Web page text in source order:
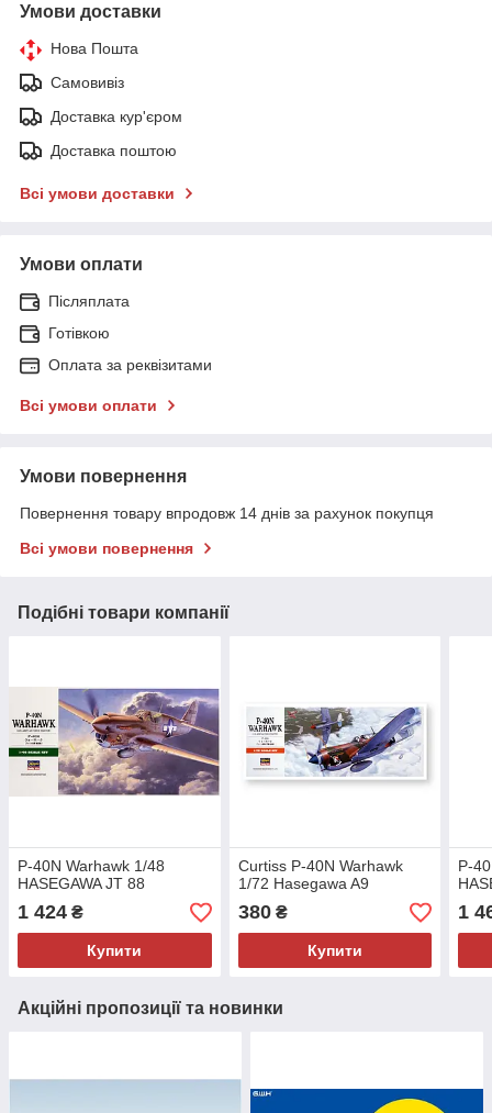
Умови доставки
Нова Пошта
Самовивіз
Доставка кур'єром
Доставка поштою
Всі умови доставки
Умови оплати
Післяплата
Готівкою
Оплата за реквізитами
Всі умови оплати
Умови повернення
Повернення товару впродовж 14 днів за рахунок покупця
Всі умови повернення
Подібні товари компанії
P-40N Warhawk 1/48
HASEGAWA JT 88
1 424 ₴
Купити
Curtiss P-40N Warhawk
1/72 Hasegawa A9
380₴
Купити
P-
1
Акційні пропозиції та новинки